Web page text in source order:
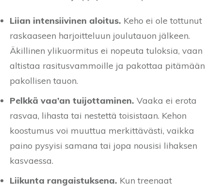
Liian intensiivinen aloitus. Keho ei ole tottunut
raskaaseen harjoitteluun joulutauon jälkeen.
Äkillinen ylikuormitus ei nopeuta tuloksia, vaan
altistaa rasitusvammoille ja pakottaa pitämään
pakollisen tauon.
Pelkkä vaa’an tuijottaminen. Vaaka ei erota
rasvaa, lihasta tai nestettä toisistaan. Kehon
koostumus voi muuttua merkittävästi, vaikka
paino pysyisi samana tai jopa nousisi lihaksen
kasvaessa.
Liikunta rangaistuksena. Kun treenaat